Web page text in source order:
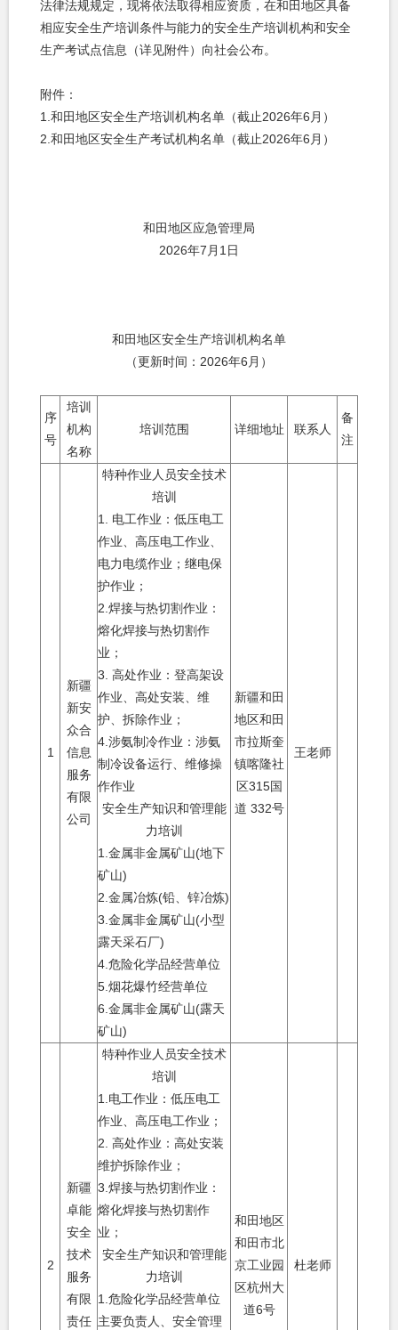
法律法规规定，现将依法取得相应资质，在和田地区具备
相应安全生产培训条件与能力的安全生产培训机构和安全
生产考试点信息（详见附件）向社会公布。
附件：
1.和田地区安全生产培训机构名单（截止2026年6月）
2.和田地区安全生产考试机构名单（截止2026年6月）
和田地区应急管理局
2026年7月 1日
和田地区安全生产培训机构名单
（更新时间： 2026年6月）
序
号
培训
机构
名称
培训范围 详细地址 联系人
备
注
1
新疆
新安
众合
信息
服务
有限
公司
特种作业人员安全技术
培训
1. 电工作业：低压电工
作业、高压电工作业、
电力电缆作业；继电保
护作业；
2.焊接与热切割作业：
熔化焊接与热切割作
业；
3. 高处作业：登高架设
作业、高处安装、维
护、拆除作业；
4.涉氨制冷作业：涉氨
制冷设备运行、维修操
作作业
安全生产知识和管理能
力培训
1.金属非金属矿山(地下
矿山)
2.金属冶炼(铅、锌冶炼)
3.金属非金属矿山(小型
露天采石厂)
4.危险化学品经营单位
5.烟花爆竹经营单位
6.金属非金属矿山(露天
矿山)
新疆和田
地区和田
市拉斯奎
镇喀隆社
区315国
道 332号
王老师
2
新疆
卓能
安全
技术
服务
有限
责任
特种作业人员安全技术
培训
1.电工作业：低压电工
作业、高压电工作业；
2. 高处作业：高处安装
维护拆除作业；
3.焊接与热切割作业：
熔化焊接与热切割作
业；
安全生产知识和管理能
力培训
1.危险化学品经营单位
主要负责人、安全管理
和田地区
和田市北
京工业园
区杭州大
道6号
杜老师